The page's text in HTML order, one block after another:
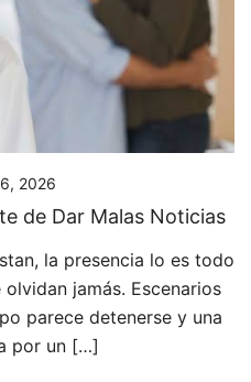
2026
de Dar Malas Noticias
la presencia lo es todo
jamás. Escenarios
parece detenerse y una
por un […]